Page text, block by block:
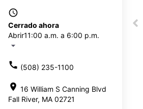
access_time
Cerrado ahora
Abrir11:00 a.m. a 6:00 p.m.
arrow_drop_down
call (508) 235-1100
location_on 16 William S Canning Blvd
Fall River, MA 02721